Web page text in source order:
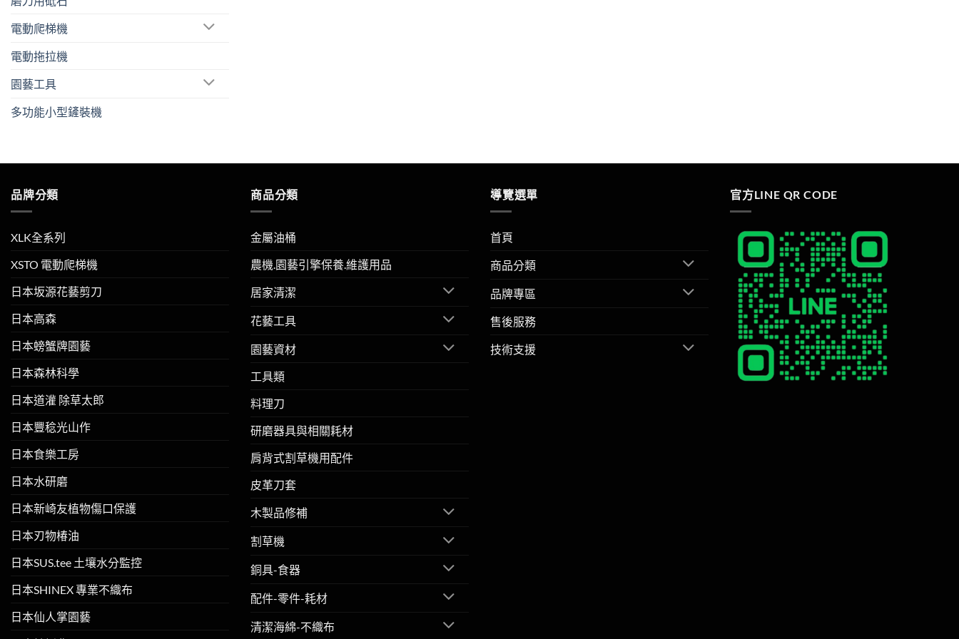
電動爬梯機
電動拖拉機
園藝工具
多功能小型鏟裝機
品牌分類
XLK全系列
XSTO 電動爬梯機
日本坂源花藝剪刀
日本高森
日本螃蟹牌園藝
日本森林科學
日本道灌 除草太郎
日本豐稔光山作
日本食樂工房
日本水研磨
日本新崎友植物傷口保護
日本刃物椿油
日本SUS.tee 土壤水分監控
日本SHINEX 專業不織布
日本仙人掌園藝
商品分類
金屬油桶
農機.園藝引擎保養.維護用品
居家清潔
花藝工具
園藝資材
工具類
料理刀
研磨器具與相關耗材
肩背式割草機用配件
皮革刀套
木製品修補
割草機
銅具-食器
配件-零件-耗材
清潔海綿-不織布
導覽選單
首頁
商品分類
品牌專區
售後服務
技術支援
官方LINE QR CODE